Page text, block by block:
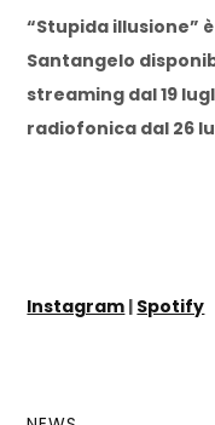
“Stupida illusione”
Santangelo
streaming dal 19
radiofonica dal 26
Instagram | Spotify